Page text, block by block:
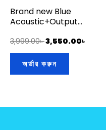
Brand new Blue
Acoustic+Output
bag+pick
3,999.00৳3,550.00৳
অর্ডার করুন